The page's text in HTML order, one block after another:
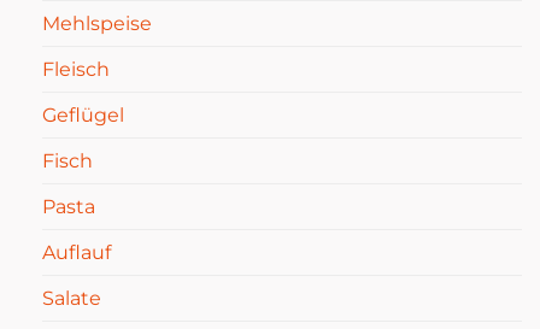
Mehlspeise
Fleisch
Geflügel
Fisch
Pasta
Auflauf
Salate